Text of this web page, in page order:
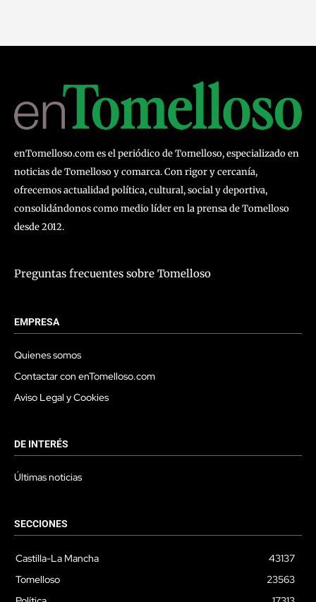
enTomelloso.com es el periódico de Tomelloso, especializado en
noticias de Tomelloso y comarca. Con rigor y cercanía,
ofrecemos actualidad política, cultural, social y deportiva,
consolidándonos como medio líder en la prensa de Tomelloso
desde 2012.
Preguntas frecuentes sobre Tomelloso
EMPRESA
Quienes somos
Contactar con enTomelloso.com
Aviso Legal y Cookies
DE INTERÉS
Últimas noticias
SECCIONES
Castilla-La Mancha
43137
Tomelloso
23563